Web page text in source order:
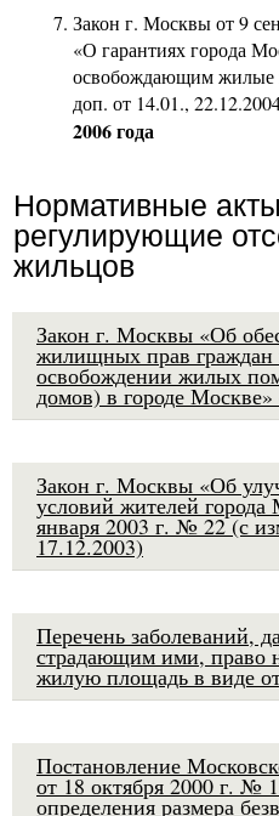
Закон г. Москвы от 9
«О гарантиях города
освобождающим жилые
доп. от 14.01.,
2006 года
Нормативные
регулирующие
жильцов
Закон г. Москвы «Об
жилищных прав граждан
освобождении жилых
домов) в городе Москве»
Закон г. Москвы «Об
условий жителей
января 2003 г. № 22 (с
17.12.2003)
Перечень заболеваний,
страдающим ими, право
жилую площадь в виде
Постановление
от 18 октября 2000 г. №
определения размера